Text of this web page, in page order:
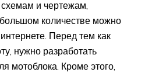
и чертежам,
количестве можно
Перед тем как
нужно разработать
мотоблока. Кроме этого,